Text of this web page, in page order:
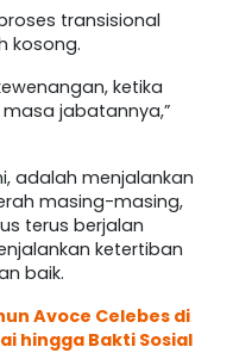
transisional
kosong.
ketika
jabatannya,”
adalah menjalankan
masing-masing,
terus berjalan
ketertiban
baik.
Avoce Celebes di
hingga Bakti Sosial